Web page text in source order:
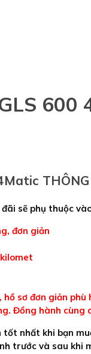
600
sẽ phụ thuộc
đơn giản
sơ đơn giản phù
Đồng hành
nhất khi bạn
trước và sau khi